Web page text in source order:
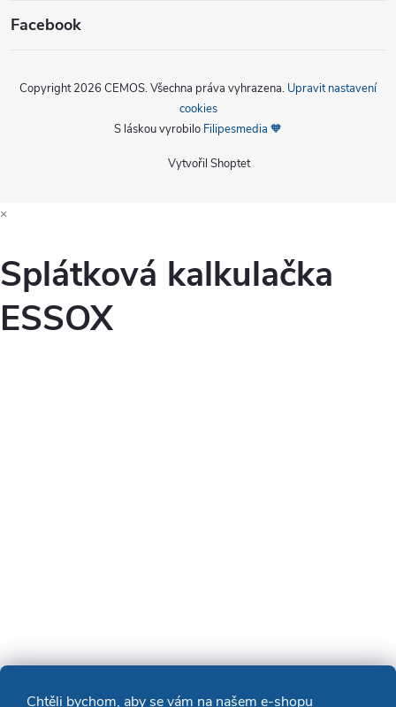
Chtěli bychom, aby se vám na našem e-shopu
Facebook
Vytvořil Shoptet
Copyright 2026 CEMOS. Všechna práva vyhrazena. Upravit nastavení
cookies
S láskou vyrobilo Filipesmedia 🧡
×
Splátková kalkulačka
ESSOX